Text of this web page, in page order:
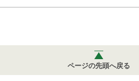
ページの先頭へ戻る